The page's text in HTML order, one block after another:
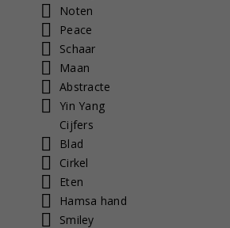
Noten
Peace
Schaar
Maan
Abstracte
Yin Yang
Cijfers
Blad
Cirkel
Eten
Hamsa hand
Smiley